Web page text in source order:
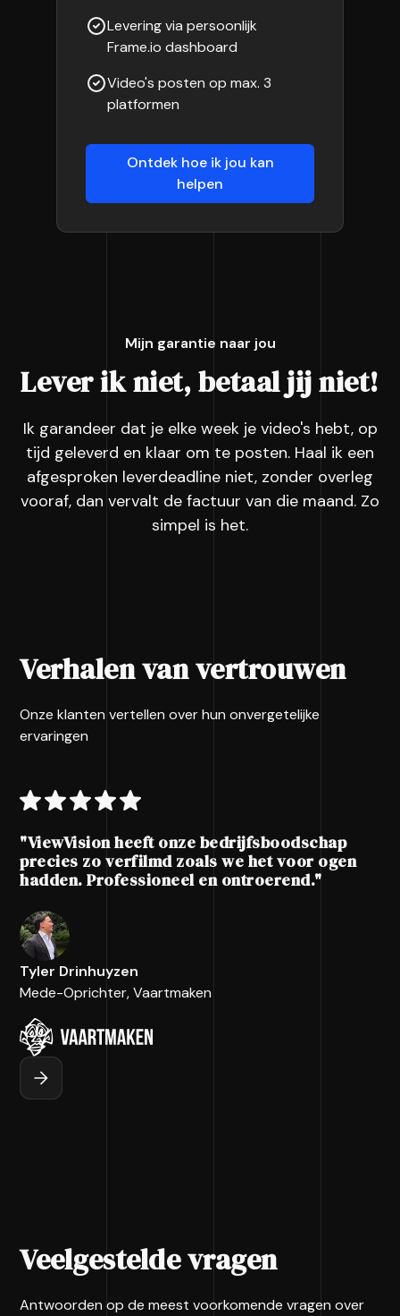
Levering via persoonlijk
Frame.io dashboard
Video's posten op max. 3
platformen
Ontdek hoe ik jou kan
helpen
Mijn garantie naar jou
Lever ik niet, betaal jij niet!
Ik garandeer dat je elke week je video's hebt, op
tijd geleverd en klaar om te posten. Haal ik een
afgesproken leverdeadline niet, zonder overleg
vooraf, dan vervalt de factuur van die maand. Zo
simpel is het.
Verhalen van vertrouwen
Onze klanten vertellen over hun onvergetelijke
ervaringen
"ViewVision heeft onze bedrijfsboodschap
precies zo verfilmd zoals we het voor ogen
hadden. Professioneel en ontroerend."
Tyler Drinhuyzen
Mede-Oprichter, Vaartmaken
Veelgestelde vragen
Antwoorden op de meest voorkomende vragen over